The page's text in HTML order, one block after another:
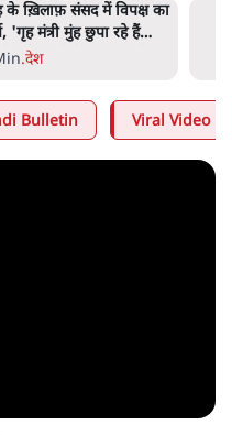
का 2.32 करोड़ रोज़ाना
योगी सरकार ने विज्ञापनों पर
में मोदी 3.0 को भी पीछे
.उत्तर प्रदेश
Bulletin Viral Video